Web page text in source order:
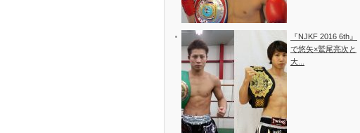
『NJKF 2016 6th』
で悠矢×鷲尾亮次と
大...